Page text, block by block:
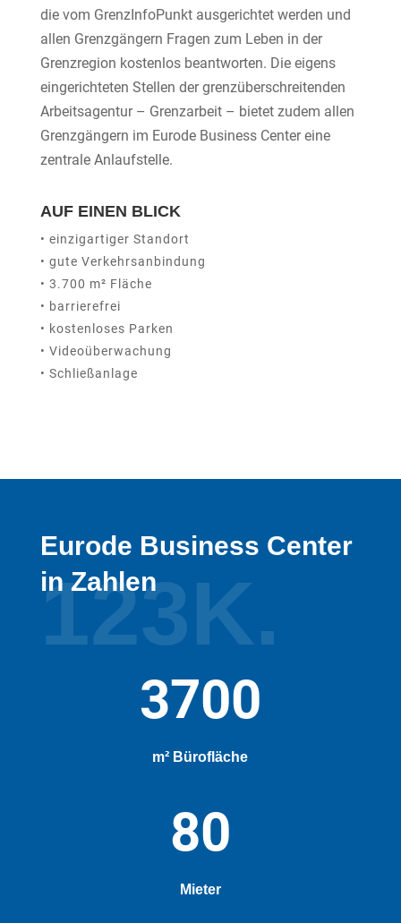
die vom GrenzInfoPunkt ausgerichtet werden und
allen Grenzgängern Fragen zum Leben in der
Grenzregion kostenlos beantworten. Die eigens
eingerichteten Stellen der grenzüberschreitenden
Arbeitsagentur – Grenzarbeit – bietet zudem allen
Grenzgängern im Eurode Business Center eine
zentrale Anlaufstelle.
AUF EINEN BLICK
• einzigartiger Standort
• gute Verkehrsanbindung
• 3.700 m² Fläche
• barrierefrei
• kostenloses Parken
• Videoüberwachung
• Schließanlage
123K.
Eurode Business Center
in Zahlen
3700
m² Bürofläche
80
Mieter